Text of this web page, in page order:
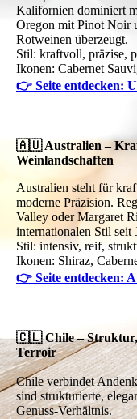
Kalifornien dominiert
Oregon mit Pinot Noir
Rotweinen überzeugt.
Stil: kraftvoll, präzise,
Ikonen: Cabernet
👉 Seite entdecken:
🇦🇺 Australien –
Weinlandschaften
Australien steht für
moderne Präzision.
Valley oder Margaret
internationalen Stil seit
Stil: intensiv, reif,
Ikonen: Shiraz,
👉 Seite entdecken:
🇨🇱 Chile – Struktur,
Terroir
Chile verbindet
sind strukturierte,
Genuss-Verhältnis.